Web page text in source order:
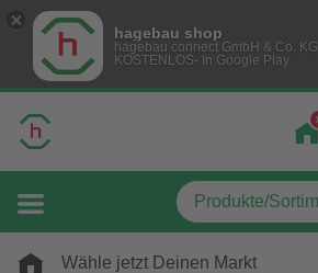
hagebau shop
hagebau connect GmbH & Co. KG
KOSTENLOS- In Google Play
Wähle jetzt Deinen Markt